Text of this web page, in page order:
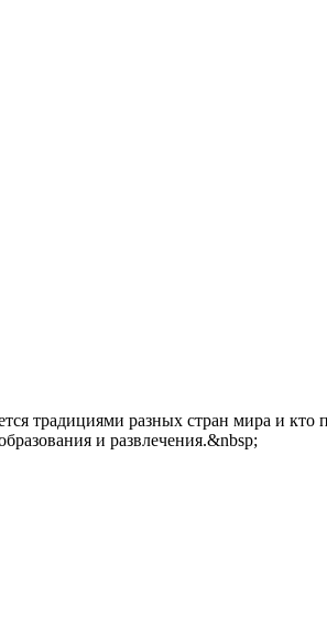
традициями разных стран мира и
и развлечения.&nbsp;